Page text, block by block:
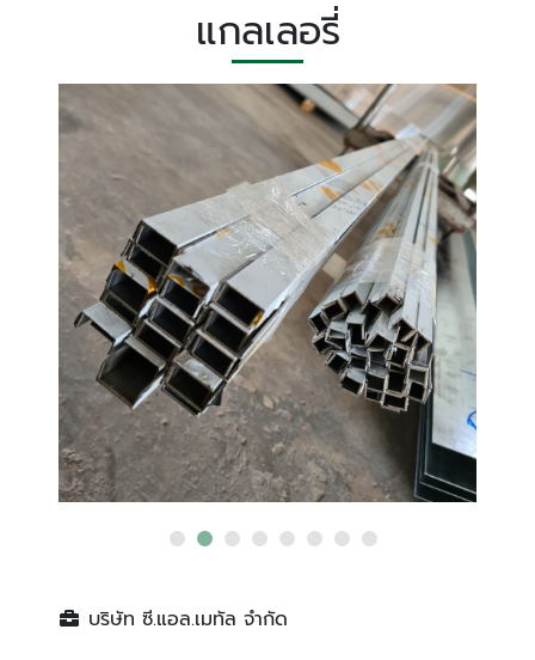
แกลเลอรี่
บริษัท ซี.แอล.เมทัล จำกัด